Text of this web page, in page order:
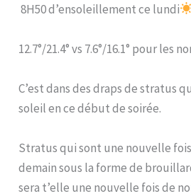
8H50 d’ensoleillement ce lundi
12.7°/21.4° vs 7.6°/16.1° pour les
C’est dans des draps de stratus
soleil en ce début de soirée.
Stratus qui sont une nouvelle
demain sous la forme de
sera t’elle une nouvelle fois de